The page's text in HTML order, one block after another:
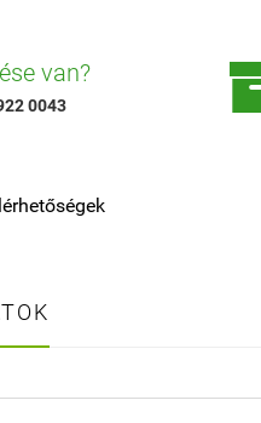
van?
0043